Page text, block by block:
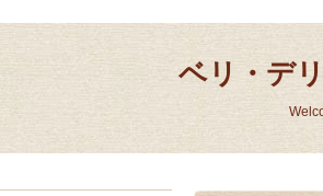
ベリ・デ